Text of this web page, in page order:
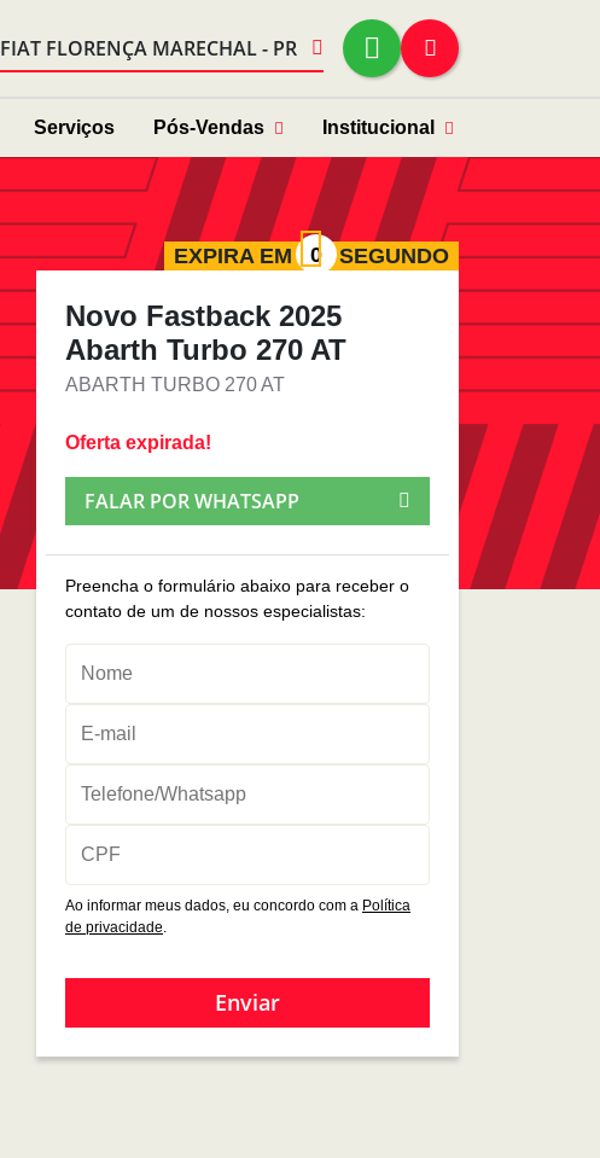
FIAT FLORENÇA MARECHAL - PR
Serviços Pós-Vendas Institucional
EXPIRA EM SEGUNDO
Novo Fastback 2025
Abarth Turbo 270 AT
ABARTH TURBO 270 AT
Oferta expirada!
FALAR POR WHATSAPP
Preencha o formulário abaixo para receber o
contato de um de nossos especialistas:
Ao informar meus dados, eu concordo com a Política
de privacidade.
Enviar